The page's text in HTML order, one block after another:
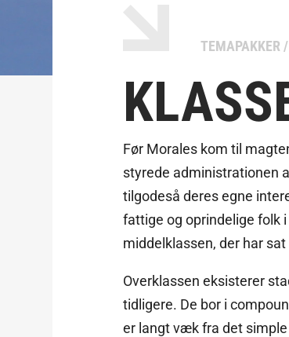
TEMAPAKKER /
Før Morales kom til
styrede administrationen
tilgodeså deres egne
fattige og oprindelige folk
middelklassen, der har
Overklassen eksisterer
tidligere. De bor i
er langt væk fra det